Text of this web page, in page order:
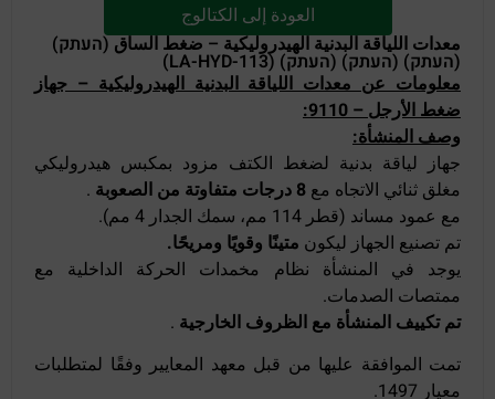
العودة إلى الكتالوج
معدات اللياقة البدنية الهيدروليكية – ضغط الساق (העתק)
(העתק) (העתק) (העתק) (LA-HYD-113)
معلومات عن معدات اللياقة البدنية الهيدروليكية – جهاز
ضغط الأرجل – 9110:
وصف المنشأة:
جهاز لياقة بدنية لضغط الكتف مزود بمكبس هيدروليكي
مغلق ثنائي الاتجاه مع 8 درجات متفاوتة من الصعوبة
.
مع عمود مساند (قطر 114 مم، سمك الجدار 4 مم).
تم تصنيع الجهاز ليكون متينًا وقويًا ومريحًا.
يوجد في المنشأة نظام مخمدات الحركة الداخلية مع
ممتصات الصدمات.
تم تكييف المنشأة مع الظروف الخارجية .
تمت الموافقة عليها من قبل معهد المعايير وفقًا لمتطلبات
معيار 1497.